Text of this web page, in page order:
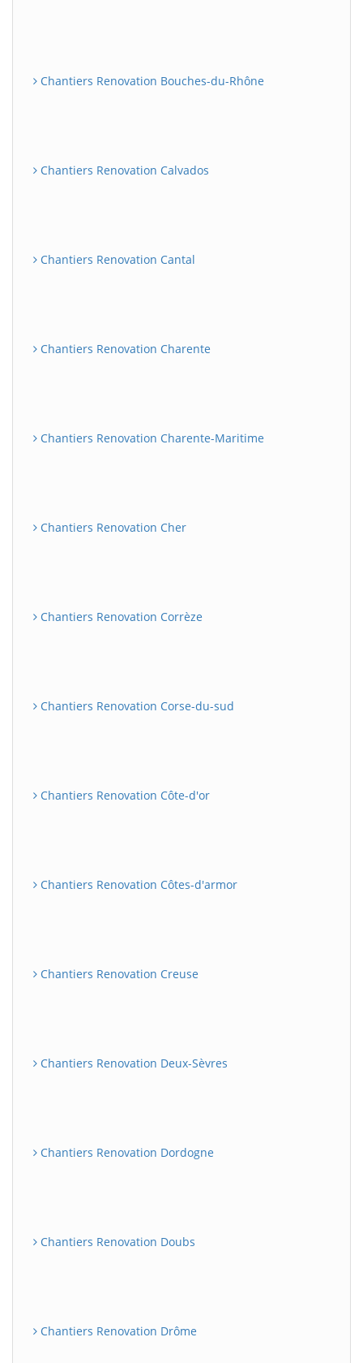
Chantiers Renovation Bouches-du-Rhône
Chantiers Renovation Calvados
Chantiers Renovation Cantal
Chantiers Renovation Charente
Chantiers Renovation Charente-Maritime
Chantiers Renovation Cher
Chantiers Renovation Corrèze
Chantiers Renovation Corse-du-sud
Chantiers Renovation Côte-d'or
Chantiers Renovation Côtes-d'armor
Chantiers Renovation Creuse
Chantiers Renovation Deux-Sèvres
Chantiers Renovation Dordogne
Chantiers Renovation Doubs
Chantiers Renovation Drôme